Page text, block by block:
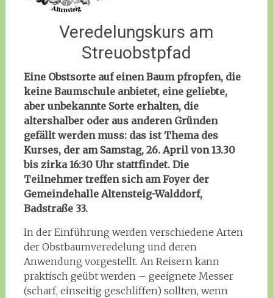
Veredelungskurs am
Streuobstpfad
Eine Obstsorte auf einen Baum pfropfen, die
keine Baumschule anbietet, eine geliebte,
aber unbekannte Sorte erhalten, die
altershalber oder aus anderen Gründen
gefällt werden muss: das ist Thema des
Kurses, der am Samstag, 26. April von 13.30
bis zirka 16:30 Uhr stattfindet. Die
Teilnehmer treffen sich am Foyer der
Gemeindehalle Altensteig-Walddorf,
Badstraße 33.
In der Einführung werden verschiedene Arten
der Obstbaumveredelung und deren
Anwendung vorgestellt. An Reisern kann
praktisch geübt werden – geeignete Messer
(scharf, einseitig geschliffen) sollten, wenn